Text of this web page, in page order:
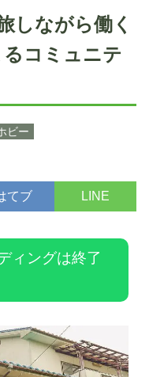
しながら働く
コミュニテ
ビー
てブ LINE
ィングは終了